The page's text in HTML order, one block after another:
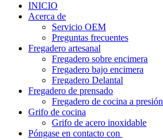
INICIO
Acerca de
Servicio OEM
Preguntas frecuentes
Fregadero artesanal
Fregadero sobre encimera
Fregadero bajo encimera
Fregadero Delantal
Fregadero de prensado
Fregadero de cocina a presión
Grifo de cocina
Grifo de acero inoxidable
Póngase en contacto con